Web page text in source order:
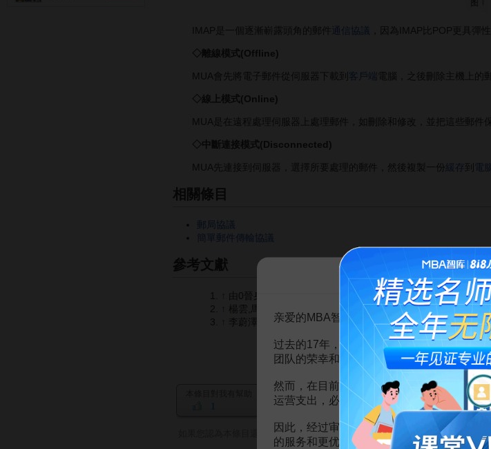
IMAP是一個逐漸嶄露頭角的郵件 通信協議 ，因為IMAP比POP更具彈
◇離線模式(Offline)
MUA會先將電子郵件從伺服器下載到 客戶端 電腦，之後刪除主機上的
◇線上模式(Online)
MUA是在遠程處理伺服器上處理郵件，如刪除和修改，並把這些郵件保
◇中斷連接模式(Disconnected)
MUA先連接到伺服器，選擇所要處理的郵件，然後複製一份 緩存到 電
相關條目
郵局協議
簡單郵件傳輸協議
參考文獻
由0晉身200%網路高手.原子能出版社,2002.12.
楊雲,馬立新,楊建新編著.LIUNX網路伺服器配置管理項目實訓
李蔚澤編著.UBUNTU LINUX全方位學習.科學出版社,2008.10.
1 赏 MBA智库
如果您認為本條目還有待完善，需要補充新內容或修改錯誤內容，請 編輯條目
告MBA智库百科用
亲爱的MBA智库百科用户：
过去的17年，百科频道一直以免费公益的形
团队的荣幸和骄傲。
然而，在目前越来越严峻的经营挑战下，单
运营支出，必然会越来越影响您的使用体验
因此，经过审慎地考虑，我们决定推出VIP
的服务和更优质的内容。